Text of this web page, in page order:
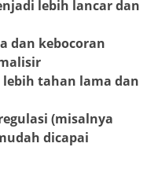
lebih lancar dan
dan kebocoran
tahan lama dan
(misalnya
dicapai